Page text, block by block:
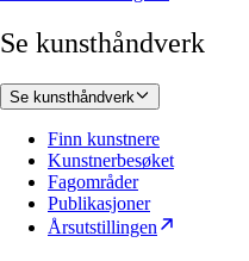
Se kunsthåndverk
Se kunsthåndverk
Finn kunstnere
Kunstnerbesøket
Fagområder
Publikasjoner
Årsutstillingen